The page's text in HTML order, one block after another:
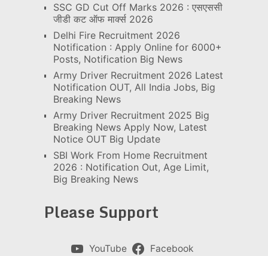
SSC GD Cut Off Marks 2026 : एसएससी
जीडी कट ऑफ मार्क्स 2026
Delhi Fire Recruitment 2026
Notification : Apply Online for 6000+
Posts, Notification Big News
Army Driver Recruitment 2026 Latest
Notification OUT, All India Jobs, Big
Breaking News
Army Driver Recruitment 2025 Big
Breaking News Apply Now, Latest
Notice OUT Big Update
SBI Work From Home Recruitment
2026 : Notification Out, Age Limit,
Big Breaking News
Please Support
YouTube
Facebook